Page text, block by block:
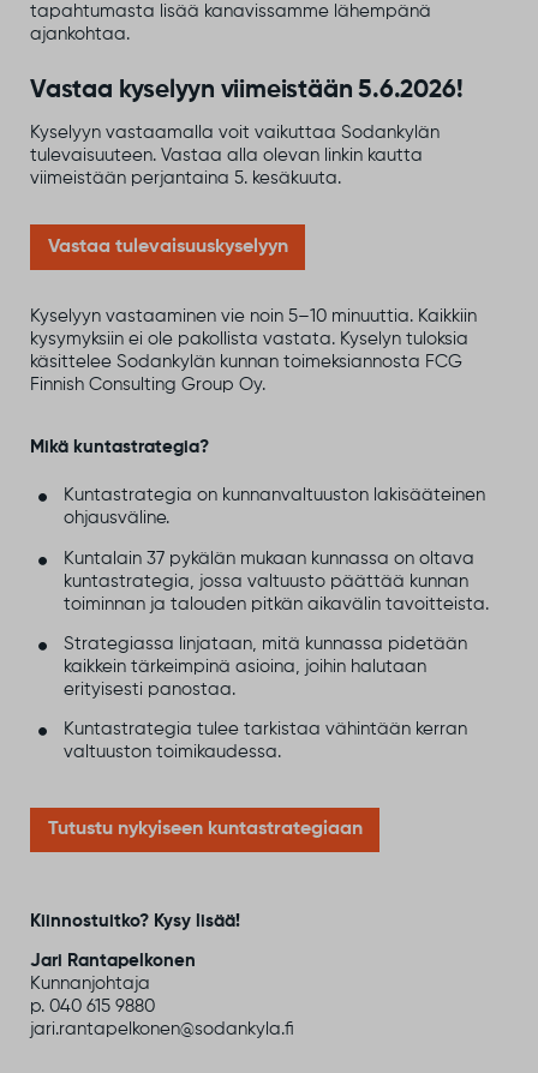
tapahtumasta lisää kanavissamme lähempänä
ajankohtaa.
Vastaa kyselyyn viimeistään 5.6.2026!
Kyselyyn vastaamalla voit vaikuttaa Sodankylän
tulevaisuuteen. Vastaa alla olevan linkin kautta
viimeistään perjantaina 5. kesäkuuta.
Vastaa tulevaisuuskyselyyn
Kyselyyn vastaaminen vie noin 5–10 minuuttia. Kaikkiin
kysymyksiin ei ole pakollista vastata. Kyselyn tuloksia
käsittelee Sodankylän kunnan toimeksiannosta FCG
Finnish Consulting Group Oy.
Mikä kuntastrategia?
Kuntastrategia on kunnanvaltuuston lakisääteinen
ohjausväline.
Kuntalain 37 pykälän mukaan kunnassa on oltava
kuntastrategia, jossa valtuusto päättää kunnan
toiminnan ja talouden pitkän aikavälin tavoitteista.
Strategiassa linjataan, mitä kunnassa pidetään
kaikkein tärkeimpinä asioina, joihin halutaan
erityisesti panostaa.
Kuntastrategia tulee tarkistaa vähintään kerran
valtuuston toimikaudessa.
Tutustu nykyiseen kuntastrategiaan
Kiinnostuitko? Kysy lisää!
Jari Rantapelkonen
Kunnanjohtaja
p. 040 615 9880
jari.rantapelkonen@sodankyla.fi